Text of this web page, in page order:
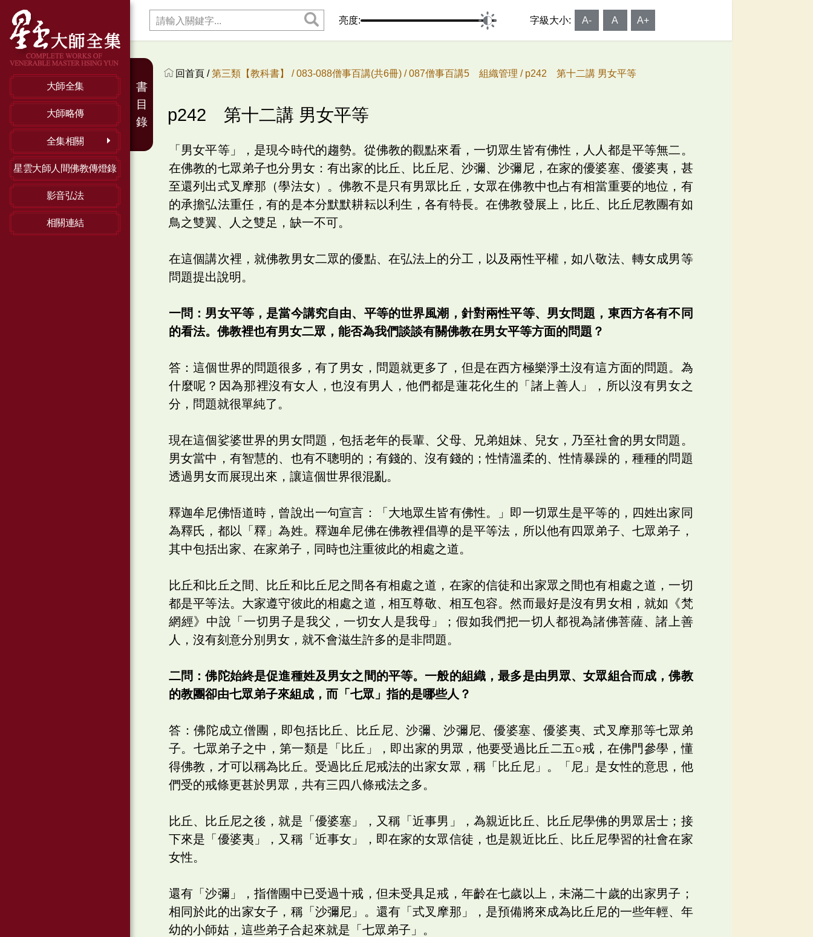
大師全集
大師略傳
全集相關
星雲大師人間佛教傳燈錄
影音弘法
相關連結
亮度: 字級大小: A- A A+
回首頁 /第三類【教科書】 /083-088僧事百講(共6冊) /087僧事百講5 組織管理 / p242 第十二講 男女平等
p242 第十二講 男女平等
「男女平等」，是現今時代的趨勢。從佛教的觀點來看，一切眾生皆有佛性，人人都是平等無二。
在佛教的七眾弟子也分男女：有出家的比丘、比丘尼、沙彌、沙彌尼，在家的優婆塞、優婆夷，甚
至還列出式叉摩那（學法女）。佛教不是只有男眾比丘，女眾在佛教中也占有相當重要的地位，有
的承擔弘法重任，有的是本分默默耕耘以利生，各有特長。在佛教發展上，比丘、比丘尼教團有如
鳥之雙翼、人之雙足，缺一不可。
在這個講次裡，就佛教男女二眾的優點、在弘法上的分工，以及兩性平權，如八敬法、轉女成男等
問題提出說明。
一問：男女平等，是當今講究自由、平等的世界風潮，針對兩性平等、男女問題，東西方各有不同
的看法。佛教裡也有男女二眾，能否為我們談談有關佛教在男女平等方面的問題？
答：這個世界的問題很多，有了男女，問題就更多了，但是在西方極樂淨土沒有這方面的問題。為
什麼呢？因為那裡沒有女人，也沒有男人，他們都是蓮花化生的「諸上善人」，所以沒有男女之
分，問題就很單純了。
現在這個娑婆世界的男女問題，包括老年的長輩、父母、兄弟姐妹、兒女，乃至社會的男女問題。
男女當中，有智慧的、也有不聰明的；有錢的、沒有錢的；性情溫柔的、性情暴躁的，種種的問題
透過男女而展現出來，讓這個世界很混亂。
釋迦牟尼佛悟道時，曾說出一句宣言：「大地眾生皆有佛性。」即一切眾生是平等的，四姓出家同
為釋氏，都以「釋」為姓。釋迦牟尼佛在佛教裡倡導的是平等法，所以他有四眾弟子、七眾弟子，
其中包括出家、在家弟子，同時也注重彼此的相處之道。
比丘和比丘之間、比丘和比丘尼之間各有相處之道，在家的信徒和出家眾之間也有相處之道，一切
都是平等法。大家遵守彼此的相處之道，相互尊敬、相互包容。然而最好是沒有男女相，就如《梵
網經》中說「一切男子是我父，一切女人是我母」；假如我們把一切人都視為諸佛菩薩、諸上善
人，沒有刻意分別男女，就不會滋生許多的是非問題。
二問：佛陀始終是促進種姓及男女之間的平等。一般的組織，最多是由男眾、女眾組合而成，佛教
的教團卻由七眾弟子來組成，而「七眾」指的是哪些人？
答：佛陀成立僧團，即包括比丘、比丘尼、沙彌、沙彌尼、優婆塞、優婆夷、式叉摩那等七眾弟
子。七眾弟子之中，第一類是「比丘」，即出家的男眾，他要受過比丘二五○戒，在佛門參學，懂
得佛教，才可以稱為比丘。受過比丘尼戒法的出家女眾，稱「比丘尼」。「尼」是女性的意思，他
們受的戒條更甚於男眾，共有三四八條戒法之多。
比丘、比丘尼之後，就是「優婆塞」，又稱「近事男」，為親近比丘、比丘尼學佛的男眾居士；接
下來是「優婆夷」，又稱「近事女」，即在家的女眾信徒，也是親近比丘、比丘尼學習的社會在家
女性。
還有「沙彌」，指僧團中已受過十戒，但未受具足戒，年齡在七歲以上，未滿二十歲的出家男子；
相同於此的出家女子，稱「沙彌尼」。還有「式叉摩那」，是預備將來成為比丘尼的一些年輕、年
幼的小師姑，這些弟子合起來就是「七眾弟子」。
書
目
錄